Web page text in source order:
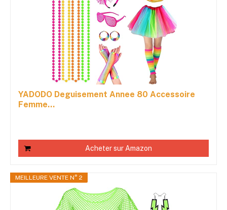
YADODO Deguisement Annee 80 Accessoire
Femme...
Acheter sur Amazon
MEILLEURE VENTE N° 2